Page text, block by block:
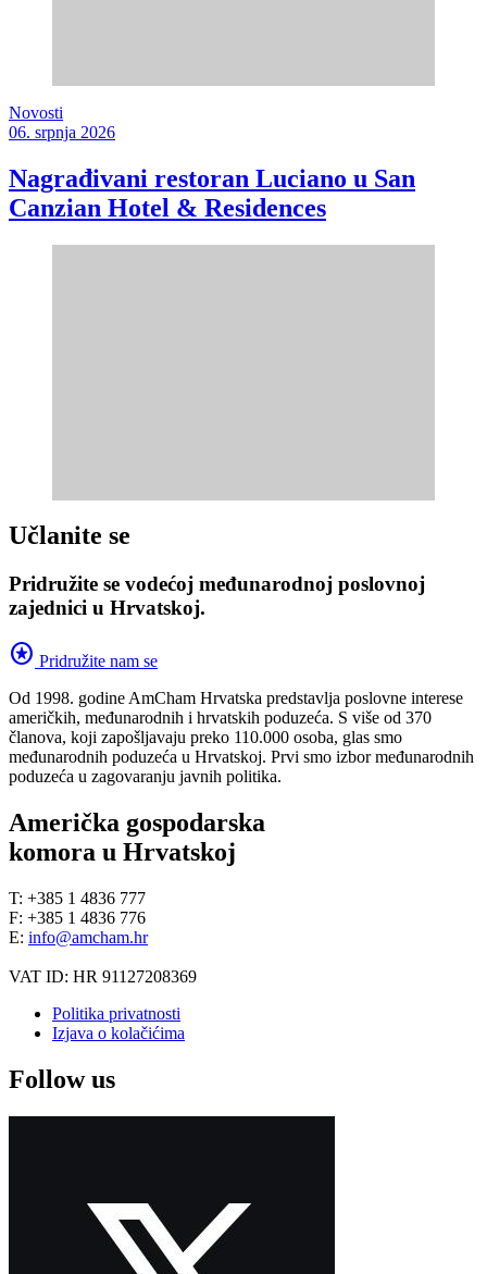
Novosti
06. srpnja 2026
Nagrađivani restoran Luciano u San
Canzian Hotel & Residences
Učlanite se
Pridružite se vodećoj međunarodnoj poslovnoj
zajednici u Hrvatskoj.
stars Pridružite nam se
Od 1998. godine AmCham Hrvatska predstavlja poslovne interese
američkih, međunarodnih i hrvatskih poduzeća. S više od 370
članova, koji zapošljavaju preko 110.000 osoba, glas smo
međunarodnih poduzeća u Hrvatskoj. Prvi smo izbor međunarodnih
poduzeća u zagovaranju javnih politika.
Američka gospodarska
komora u Hrvatskoj
T: +385 1 4836 777
F: +385 1 4836 776
E: info@amcham.hr
VAT ID: HR 91127208369
Politika privatnosti
Izjava o kolačićima
Follow us